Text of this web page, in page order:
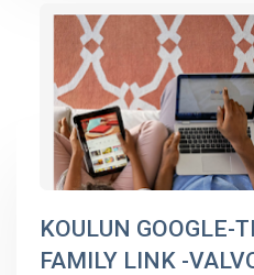
KOULUN GOOGLE-
FAMILY LINK -